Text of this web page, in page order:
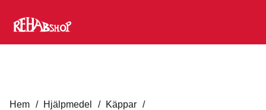
Hem / Hjälpmedel / Käppar /